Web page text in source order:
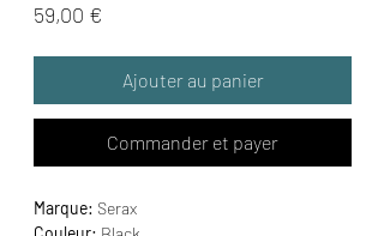
59,00 €
Ajouter au panier
Commander et payer
Marque: Serax